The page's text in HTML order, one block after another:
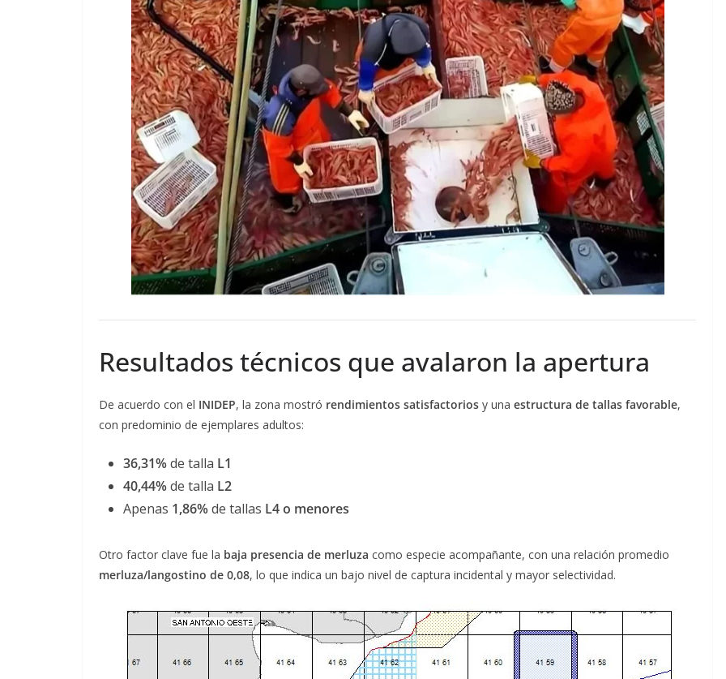
Resultados técnicos que avalaron la apertura
De acuerdo con el INIDEP, la zona mostró rendimientos satisfactorios y una estructura de tallas favorable,
con predominio de ejemplares adultos:
36,31%de talla L1
40,44%de talla L2
Apenas 1,86%de tallas L4 o menores
Otro factor clave fue la baja presencia de merluza como especie acompañante, con una relación promedio
merluza/langostino de 0,08, lo que indica un bajo nivel de captura incidental y mayor selectividad.